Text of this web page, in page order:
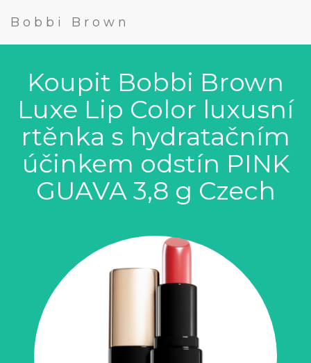
Bobbi Brown
Koupit Bobbi Brown
Luxe Lip Color luxusní
rtěnka s hydratačním
účinkem odstín PINK
GUAVA 3,8 g Czech